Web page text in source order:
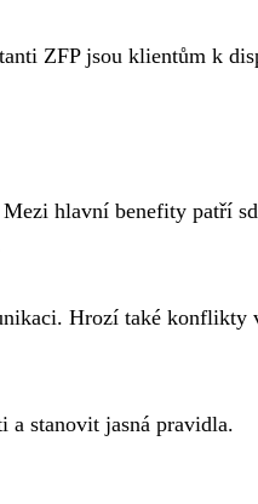
ZFP jsou klientům k
hlavní benefity patří
Hrozí také
a stanovit jasná pravidla.